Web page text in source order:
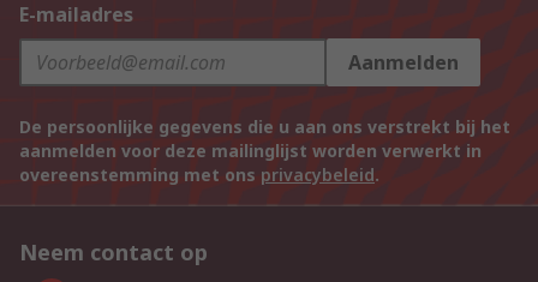
E-mailadres
Aanmelden
De persoonlijke gegevens die u aan ons verstrekt bij het
aanmelden voor deze mailinglijst worden verwerkt in
overeenstemming met ons privacybeleid.
Neem contact op